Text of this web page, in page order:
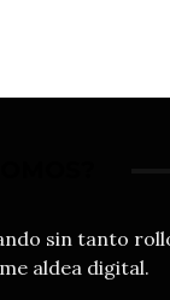
sin tanto
aldea digital.